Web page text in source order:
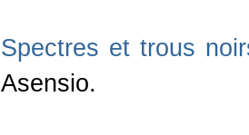
Spectres et trous
Asensio.